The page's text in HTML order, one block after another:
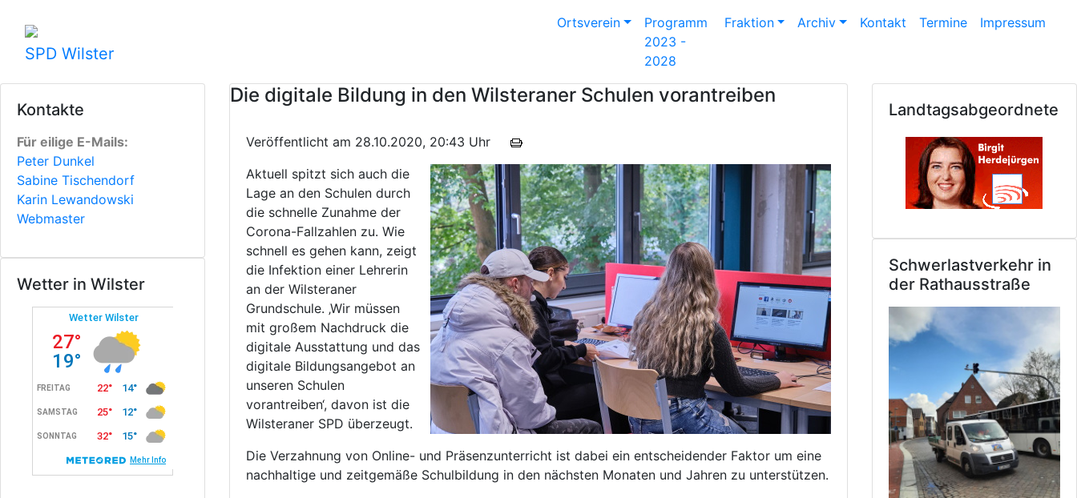
SPD Wilster
Ortsverein
Programm
2023 -
2028
Fraktion Archiv Kontakt Termine Impressum
Kontakte
Für eilige E-Mails:
Peter Dunkel
Sabine Tischendorf
Karin Lewandowski
Webmaster
Wetter in Wilster
Die digitale Bildung in den Wilsteraner Schulen vorantreiben
Veröffentlicht am 28.10.2020, 20:43 Uhr
Aktuell spitzt sich auch die
Lage an den Schulen durch
die schnelle Zunahme der
Corona-Fallzahlen zu. Wie
schnell es gehen kann, zeigt
die Infektion einer Lehrerin
an der Wilsteraner
Grundschule. ‚Wir müssen
mit großem Nachdruck die
digitale Ausstattung und das
digitale Bildungsangebot an
unseren Schulen
vorantreiben‘, davon ist die
Wilsteraner SPD überzeugt.
Die Verzahnung von Online- und Präsenzunterricht ist dabei ein entscheidender Faktor um eine
nachhaltige und zeitgemäße Schulbildung in den nächsten Monaten und Jahren zu unterstützen.
Landtagsabgeordnete
Schwerlastverkehr in
der Rathausstraße